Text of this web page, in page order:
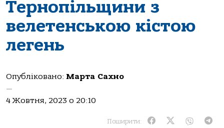
Тернопільщини з
велетенською кістою
легень
Опубліковано: Марта Сахно
—
4 Жовтня, 2023 о 20:10
Поширити: